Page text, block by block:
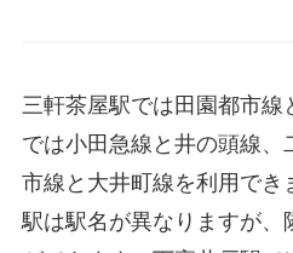
三軒茶屋駅では田園都市線
では小田急線と井の頭線、
市線と大井町線を利用でき
駅は駅名が異なりますが、